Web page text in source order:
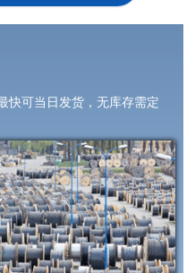
快可当日发货，无库存需定